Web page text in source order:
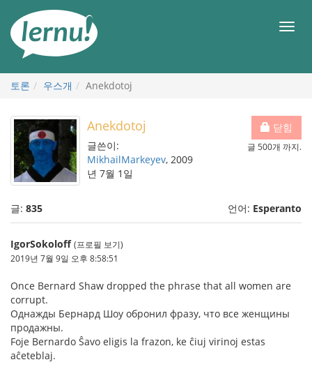
메
토론 우스개 Anekdotoj
닫힘
글 500개 까지.
Anekdotoj
글쓴이:
MikhailMarkeyev, 2009
년 7월 1일
글: 835 언어: Esperanto
IgorSokoloff (프로필 보기)
2019년 7월 9일 오후 8:58:51
Once Bernard Shaw dropped the phrase that all women are
corrupt.
Однажды Бернард Шоу обронил фразу, что все женщины
продажны.
Foje Bernardo Ŝavo eligis la frazon, ke ĉiuj virinoj estas
aĉeteblaj.